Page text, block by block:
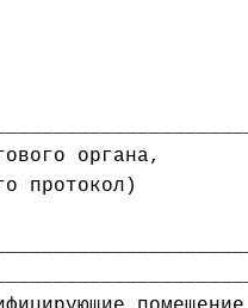
органа,
протокол)